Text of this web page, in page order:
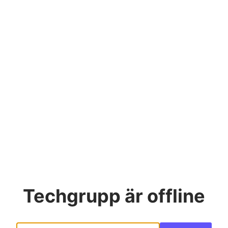
Techgrupp är offline